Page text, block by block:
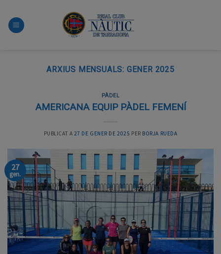
content
ARXIUS MENSUALS: GENER 2025
PÀDEL
AMERICANA EQUIP PÀDEL FEMENÍ
PUBLICAT A 27 DE GENER DE 2025 PER BORJA RUEDA
27
gen.